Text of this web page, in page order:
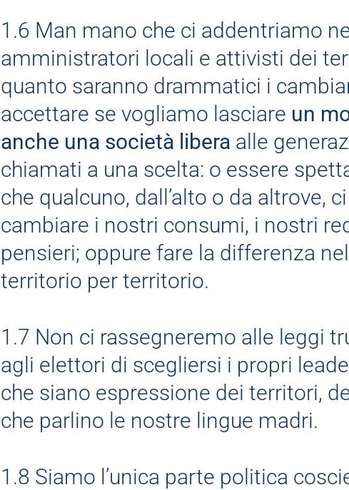
1.6 Man mano che ci addentriamo
amministratori locali e attivisti dei
quanto saranno drammatici i
accettare se vogliamo lasciare un
anche una società libera alle
chiamati a una scelta: o essere
che qualcuno, dall’alto o da altrove,
cambiare i nostri consumi, i nostri
pensieri; oppure fare la differenza
territorio per territorio.
1.7 Non ci rassegneremo alle leggi
agli elettori di scegliersi i propri
che siano espressione dei territori,
che parlino le nostre lingue madri.
1.8 Siamo l’unica parte politica